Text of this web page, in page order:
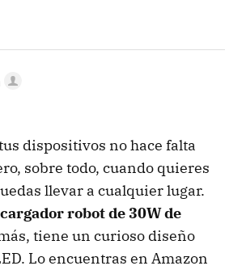
dispositivos no hace falta
sobre todo, cuando quieres
llevar a cualquier lugar.
cargador robot de 30W de
tiene un curioso diseño
Lo encuentras en Amazon